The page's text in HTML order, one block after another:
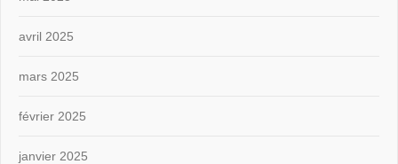
avril 2025
mars 2025
février 2025
janvier 2025